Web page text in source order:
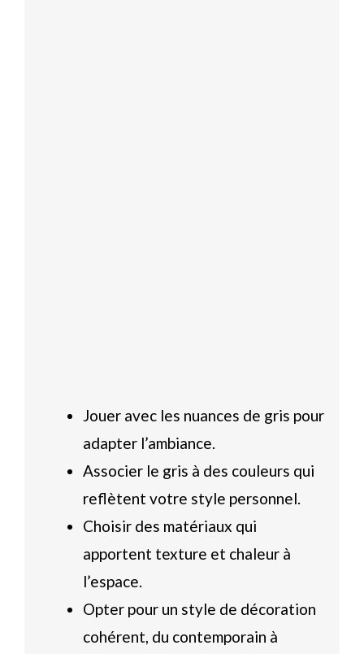
Jouer avec les nuances de gris pour
adapter l’ambiance.
Associer le gris à des couleurs qui
reflètent votre style personnel.
Choisir des matériaux qui
apportent texture et chaleur à
l’espace.
Opter pour un style de décoration
cohérent, du contemporain à